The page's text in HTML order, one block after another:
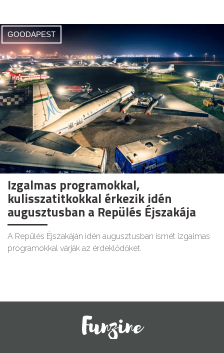
GOODAPEST
Izgalmas programokkal,
kulisszatitkokkal érkezik idén
augusztusban a Repülés Éjszakája
A Repülés Éjszakáján idén augusztusban ismét izgalmas
programokkal várják az érdeklődőket.